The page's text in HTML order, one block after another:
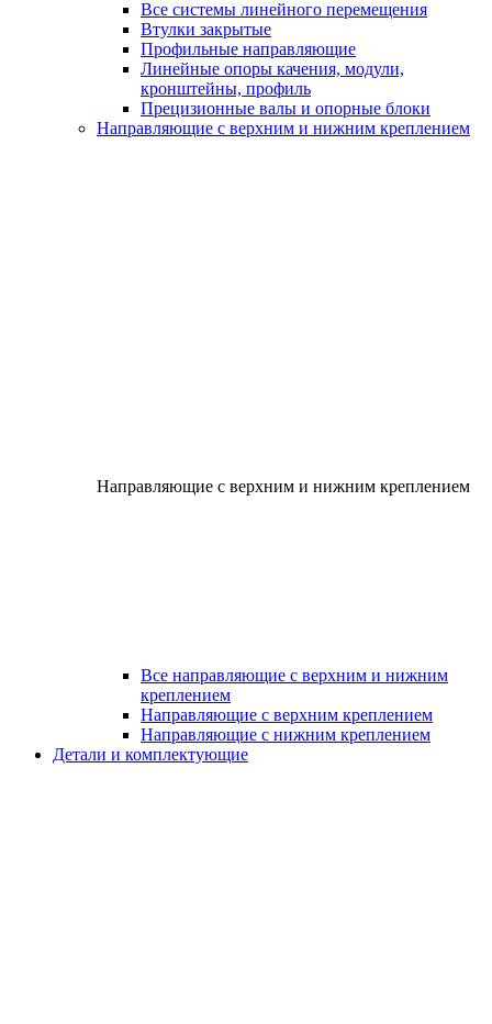
Все системы линейного перемещения
Втулки закрытые
Профильные направляющие
Линейные опоры качения, модули,
кронштейны, профиль
Прецизионные валы и опорные блоки
Направляющие с верхним и нижним креплением
Направляющие с верхним и нижним креплением
Все направляющие с верхним и нижним
креплением
Направляющие с верхним креплением
Направляющие с нижним креплением
Детали и комплектующие